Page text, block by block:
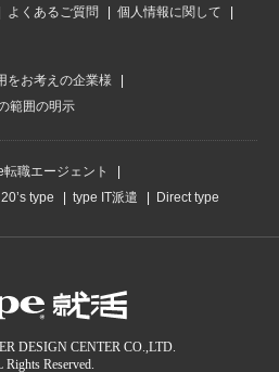
よくあるご質問
個人情報に関して
をお考えの企業様
範囲の明示
転職エージェント
20’s type type IT派遣 Direct type
DESIGN CENTER CO.,LTD.
Rights Reserved.